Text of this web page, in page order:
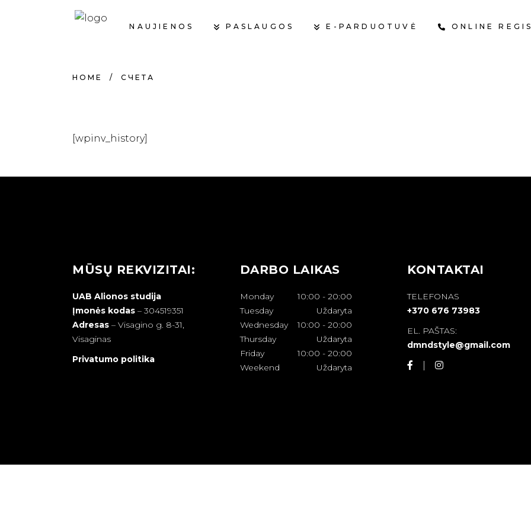
NAUJIENOS PASLAUGOS E-PARDUOTUVĖ ONLINE
HOME / СЧЕТА
[wpinv_history]
MŪSŲ REKVIZITAI:
UAB Alionos studija
Įmonės kodas – 304519351
Adresas – Visagino g. 8-31,
Visaginas
Privatumo politika
DARBO LAIKAS
Monday 10:00 - 20:00
Tuesday
Uždaryta
Wednesday
10:00 - 20:00
Thursday
Uždaryta
Friday
10:00 - 20:00
Weekend
Uždaryta
KONTAKTAI
TELEFONAS
+370 676 73983
EL. PAŠTAS:
dmndstyle@gmail.com